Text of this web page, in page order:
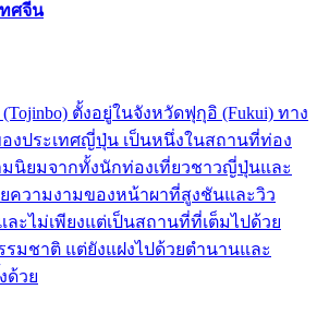
ทศจีน
ตั้งอยู่ในจังหวัดฟุกุอิ (Fukui) ทาง
งประเทศญี่ปุ่น เป็นหนึ่งในสถานที่ท่อง
มนิยมจากทั้งนักท่องเที่ยวชาวญี่ปุ่นและ
ความงามของหน้าผาที่สูงชันและวิว
ะไม่เพียงแต่เป็นสถานที่ที่เต็มไปด้วย
รมชาติ แต่ยังแฝงไปด้วยตำนานและ
ด้วย